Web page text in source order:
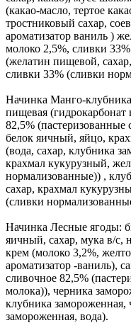
(какао-масло, тертое
тростниковый сахар,
ароматизатор ваниль )
молоко 2,5%, сливки
(желатин пищевой,
сливки 33% (сливки
Начинка Манго-
пищевая (гидрокарбонат
82,5% (пастеризованные
белок яичный, яйцо,
(вода, сахар, клубника
крахмал кукурузный,
нормализованные)) ,
сахар, крахмал
(сливки
Начинка Лесные ягоды:
яичный, сахар, мука в/с,
крем (молоко 3,2%,
ароматизатор -ваниль),
сливочное 82,5%
молока)), черника
клубника
замороженная, вода).